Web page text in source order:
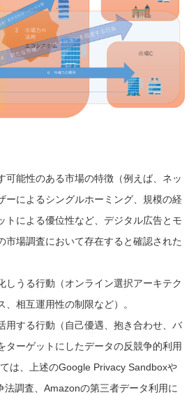
可能性のある市場の特徴（例えば、ネッ
ーによるシングルホーミング、規模の経
トによる優位性など、デジタル広告とモ
市場調査において存在すると確認された
しうる行動（オンライン選択アーキテク
相互運用性の制限など）。
用する行動（自己優遇、抱き合わせ、バ
ターゲットにしたデータの反競争的利用
は、上述のGoogle Privacy Sandboxや
法調査、Amazonの第三者データ利用に